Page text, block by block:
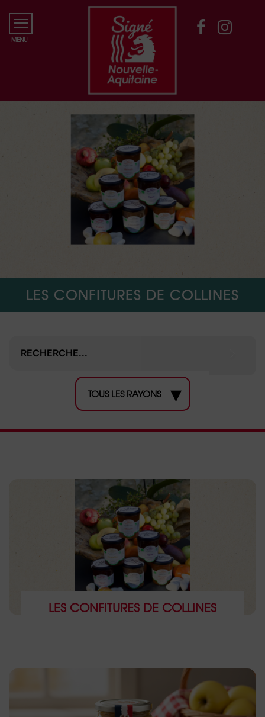
LES CONFITURES DE COLLINES
TOUS LES RAYONS ▾
LES CONFITURES DE COLLINES